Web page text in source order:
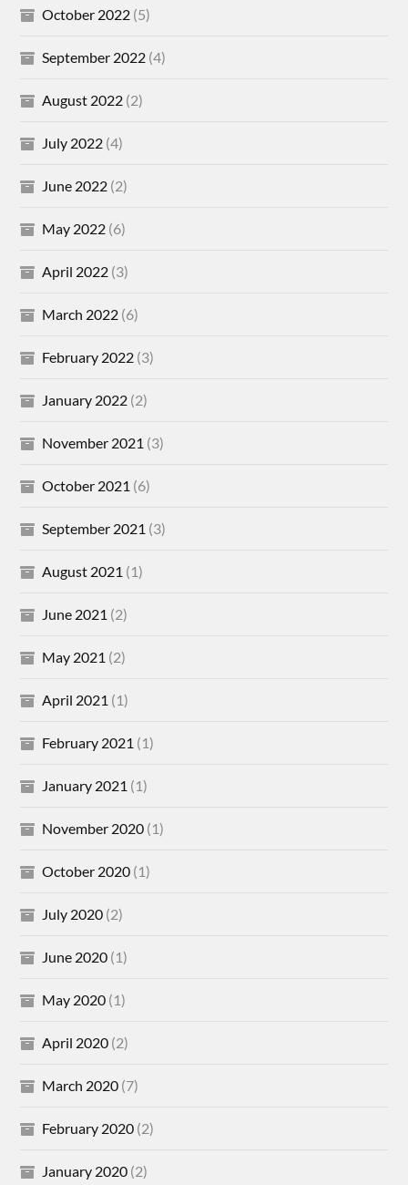
October 2022 (5)
September 2022 (4)
August 2022 (2)
July 2022 (4)
June 2022 (2)
May 2022 (6)
April 2022 (3)
March 2022 (6)
February 2022 (3)
January 2022 (2)
November 2021 (3)
October 2021 (6)
September 2021 (3)
August 2021 (1)
June 2021 (2)
May 2021 (2)
April 2021 (1)
February 2021 (1)
January 2021 (1)
November 2020 (1)
October 2020 (1)
July 2020 (2)
June 2020 (1)
May 2020 (1)
April 2020 (2)
March 2020 (7)
February 2020 (2)
January 2020 (2)